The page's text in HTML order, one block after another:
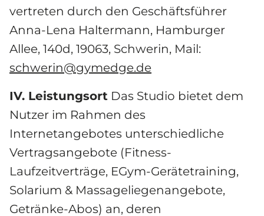
vertreten durch den Geschäftsführer
Anna-Lena Haltermann, Hamburger
schwerin@gymedge.de
IV. Leistungsort Das Studio bietet dem
Nutzer im Rahmen des
Internetangebotes unterschiedliche
Vertragsangebote (Fitness-
Laufzeitverträge, EGym-Gerätetraining,
Solarium & Massageliegenangebote,
Getränke-Abos) an, deren